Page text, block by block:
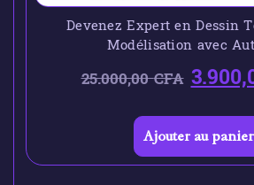
Devenez Expert en Dessin
Modélisation avec
25.000,00CFA
Ajouter au panier